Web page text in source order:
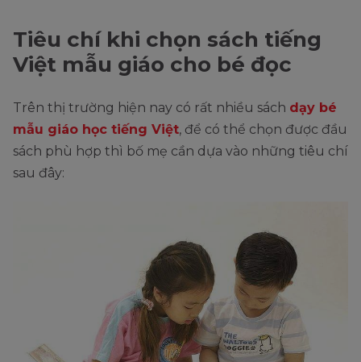
Tiêu chí khi chọn sách tiếng
Việt mẫu giáo cho bé đọc
Trên thị trường hiện nay có rất nhiều sách dạy bé
mẫu giáo học tiếng Việt, để có thể chọn được đầu
sách phù hợp thì bố mẹ cần dựa vào những tiêu chí
sau đây: